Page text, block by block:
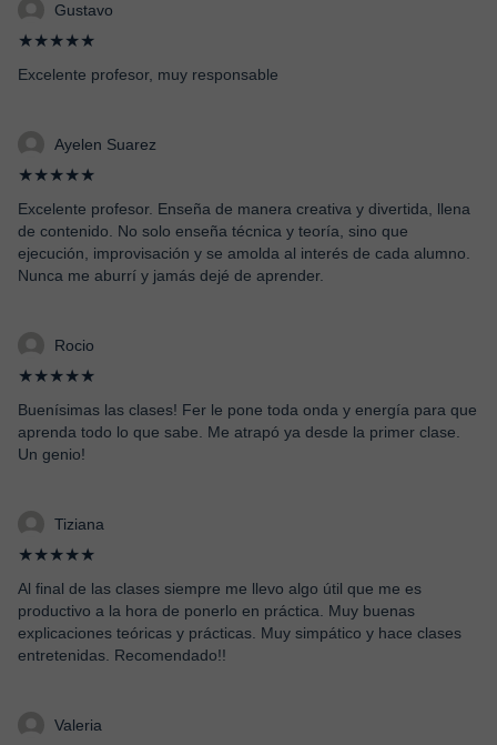
Gustavo
★★★★★
Excelente profesor, muy responsable
Ayelen Suarez
★★★★★
Excelente profesor. Enseña de manera creativa y divertida, llena
de contenido. No solo enseña técnica y teoría, sino que
ejecución, improvisación y se amolda al interés de cada alumno.
Nunca me aburrí y jamás dejé de aprender.
Rocio
★★★★★
Buenísimas las clases! Fer le pone toda onda y energía para que
aprenda todo lo que sabe. Me atrapó ya desde la primer clase.
Un genio!
Tiziana
★★★★★
Al final de las clases siempre me llevo algo útil que me es
productivo a la hora de ponerlo en práctica. Muy buenas
explicaciones teóricas y prácticas. Muy simpático y hace clases
entretenidas. Recomendado!!
Valeria